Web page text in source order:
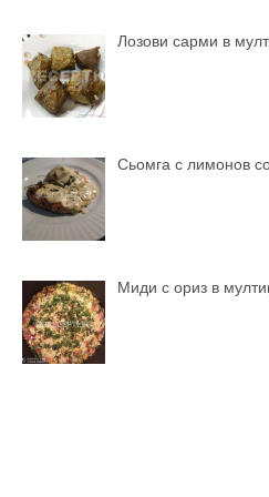
Лозови сарми в
Сьомга с лимонов
Миди с ориз в